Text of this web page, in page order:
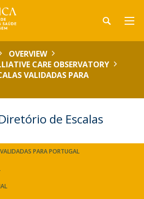
OVERVIEW
CARE OBSERVATORY
VALIDADAS PARA
de Escalas
PARA PORTUGAL